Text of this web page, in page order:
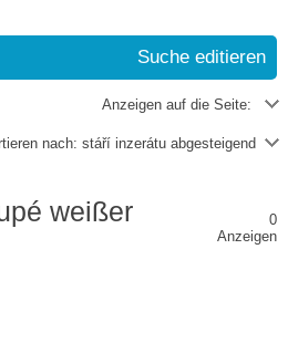
Suche editieren
Anzeigen auf die Seite:
nach: stáří inzerátu abgesteigend
weißer
0
Anzeigen